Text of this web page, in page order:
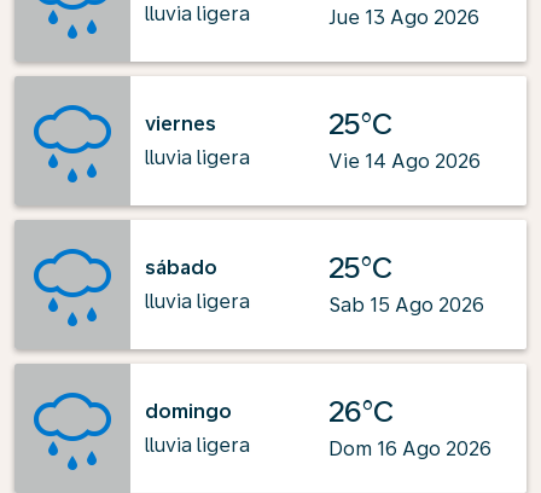
lluvia ligera
Jue 13 Ago 2026
viernes
lluvia ligera
25°C
Vie 14 Ago 2026
sábado
lluvia ligera
25°C
Sab 15 Ago 2026
domingo
lluvia ligera
26°C
Dom 16 Ago 2026